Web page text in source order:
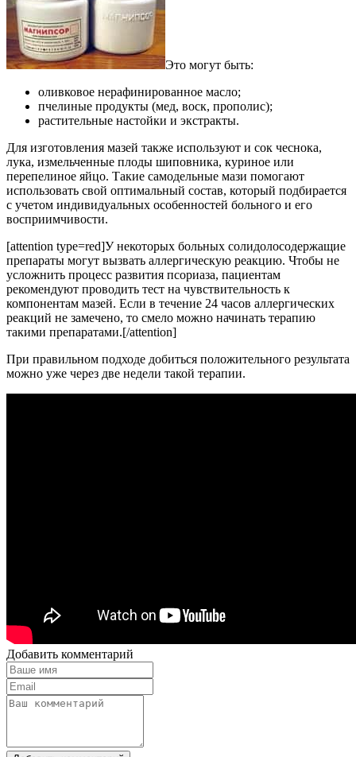
Это могут быть:
оливковое нерафинированное масло;
пчелиные продукты (мед, воск, прополис);
растительные настойки и экстракты.
Для изготовления мазей также используют и сок чеснока,
лука, измельченные плоды шиповника, куриное или
перепелиное яйцо. Такие самодельные мази помогают
использовать свой оптимальный состав, который подбирается
с учетом индивидуальных особенностей больного и его
восприимчивости.
[attention type=red]У некоторых больных солидолосодержащие
препараты могут вызвать аллергическую реакцию. Чтобы не
усложнить процесс развития псориаза, пациентам
рекомендуют проводить тест на чувствительность к
компонентам мазей. Если в течение 24 часов аллергических
реакций не замечено, то смело можно начинать терапию
такими препаратами.[/attention]
При правильном подходе добиться положительного результата
можно уже через две недели такой терапии.
Добавить комментарий